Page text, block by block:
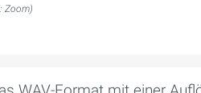
Zoom)